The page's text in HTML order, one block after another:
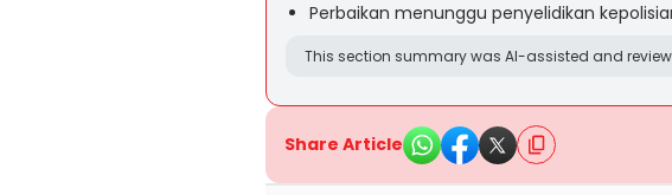
Perbaikan menunggu penyelidikan
This section summary was AI-assisted and
Share Article